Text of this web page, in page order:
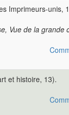
Imprimeurs-unis,
Vue de la grande
et histoire, 13).